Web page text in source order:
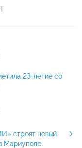
23-летие со
строят новый
Мариуполе